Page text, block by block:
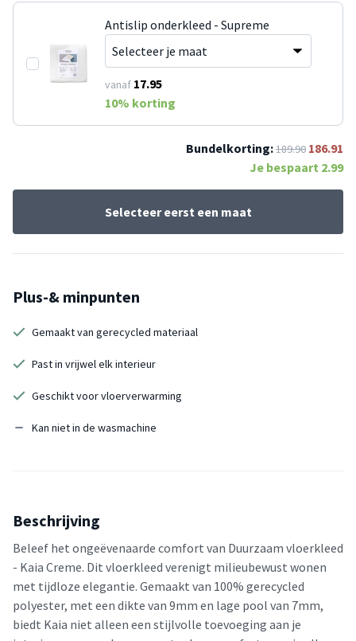
Antislip onderkleed - Supreme
vanaf 17.95
10% korting
Bundelkorting:189.90 186.91
Je bespaart 2.99
Selecteer eerst een maat
Plus-& minpunten
Gemaakt van gerecycled materiaal
Past in vrijwel elk interieur
Geschikt voor vloerverwarming
Kan niet in de wasmachine
Beschrijving
Beleef het ongeëvenaarde comfort van Duurzaam vloerkleed
- Kaia Creme. Dit vloerkleed verenigt milieubewust wonen
met tijdloze elegantie. Gemaakt van 100% gerecycled
polyester, met een dikte van 9mm en lage pool van 7mm,
biedt Kaia niet alleen een stijlvolle toevoeging aan je